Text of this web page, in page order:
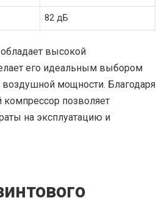
82 дБ
высокой
его идеальным выбором
мощности. Благодаря
позволяет
на эксплуатацию и